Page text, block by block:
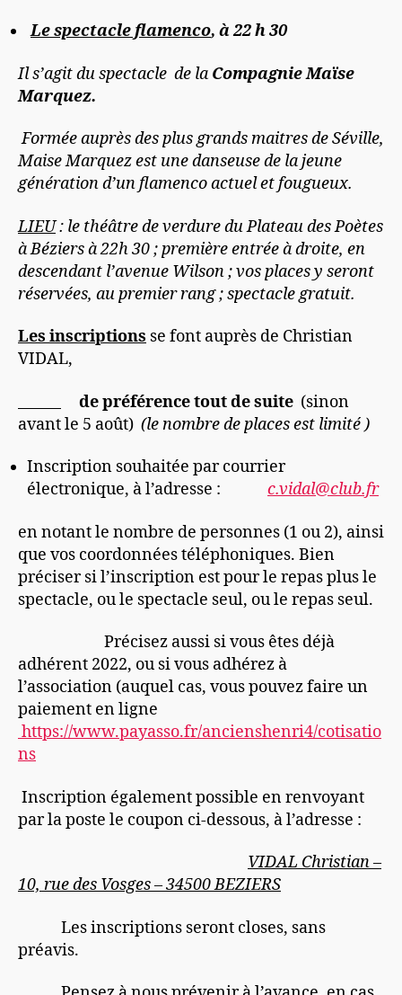
Le spectacle flamenco, à 22 h 30
Il s’agit du spectacle de la Compagnie Maïse
Marquez.
Formée auprès des plus grands maitres de Séville,
Maise Marquez est une danseuse de la jeune
génération d’un flamenco actuel et fougueux.
LIEU: le théâtre de verdure du Plateau des Poètes
à Béziers à 22h 30 ; première entrée à droite, en
descendant l’avenue Wilson ; vos places y seront
réservées, au premier rang ; spectacle gratuit.
Les inscriptions se font auprès de Christian
VIDAL,
de préférence tout de suite (sinon
avant le 5 août) (le nombre de places est limité )
Inscription souhaitée par courrier
électronique, à l’adresse :
c.vidal@club.fr
en notant le nombre de personnes (1 ou 2), ainsi
que vos coordonnées téléphoniques. Bien
préciser si l’inscription est pour le repas plus le
spectacle, ou le spectacle seul, ou le repas seul.
Précisez aussi si vous êtes déjà
adhérent 2022, ou si vous adhérez à
l’association (auquel cas, vous pouvez faire un
paiement en ligne
https://www.payasso.fr/ancienshenri4/cotisatio
ns
Inscription également possible en renvoyant
par la poste le coupon ci-dessous, à l’adresse :
VIDAL Christian –
10, rue des Vosges – 34500 BEZIERS
Les inscriptions seront closes, sans
préavis.